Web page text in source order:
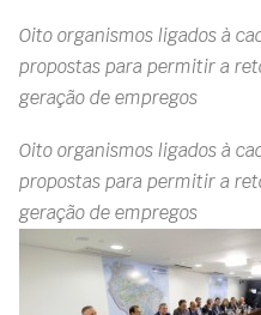
Oito organismos ligados à
propostas para permitir a
geração de empregos
Oito organismos ligados à
propostas para permitir a
geração de empregos